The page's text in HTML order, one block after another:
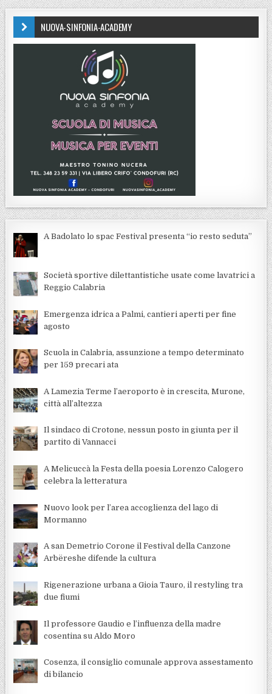
NUOVA-SINFONIA-ACADEMY
A Badolato lo spac Festival presenta “io resto seduta”
Società sportive dilettantistiche usate come lavatrici a
Reggio Calabria
Emergenza idrica a Palmi, cantieri aperti per fine
agosto
Scuola in Calabria, assunzione a tempo determinato
per 159 precari ata
A Lamezia Terme l’aeroporto è in crescita, Murone,
città all’altezza
Il sindaco di Crotone, nessun posto in giunta per il
partito di Vannacci
A Melicuccà la Festa della poesia Lorenzo Calogero
celebra la letteratura
Nuovo look per l’area accoglienza del lago di
Mormanno
A san Demetrio Corone il Festival della Canzone
Arbëreshe difende la cultura
Rigenerazione urbana a Gioia Tauro, il restyling tra
due fiumi
Il professore Gaudio e l’influenza della madre
cosentina su Aldo Moro
Cosenza, il consiglio comunale approva assestamento
di bilancio